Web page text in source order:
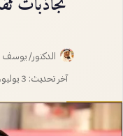
الدكتور/
آخر تحديث: 3 يوليو، 2026